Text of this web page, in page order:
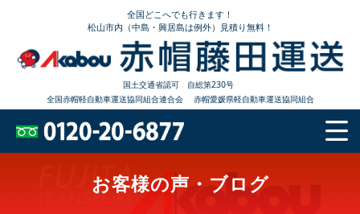
全国どこへでも行きます！
松山市内（中島・興居島は例外）見積り無料！
国土交通省認可 自総第230号
全国赤帽軽自動車運送協同組合連合会
赤帽愛媛県軽自動車運送協同組合
お客様の声・ブログ